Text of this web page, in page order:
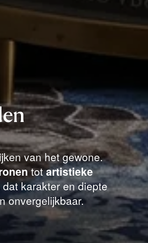
van het gewone.
totartistieke
dat karakter en diepte
onvergelijkbaar.